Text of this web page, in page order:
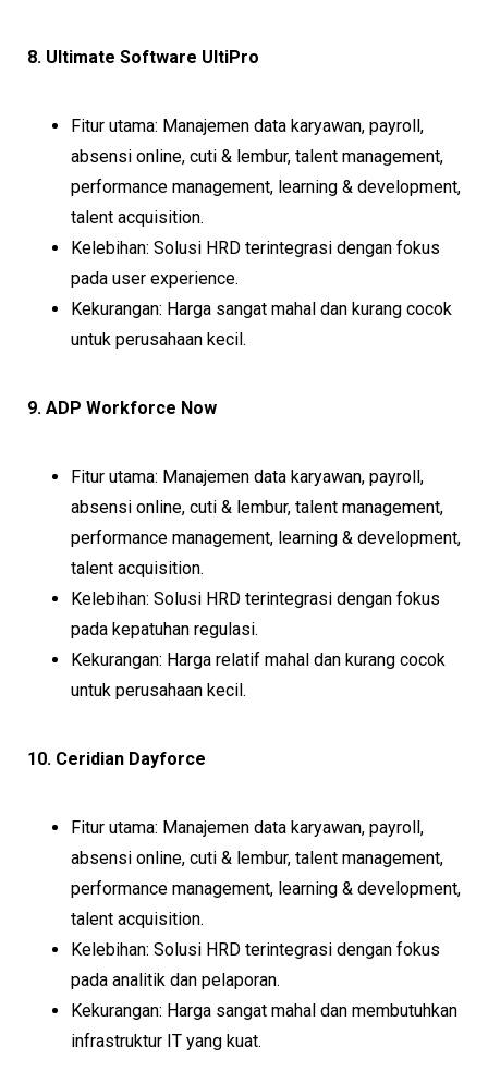
8. Ultimate Software UltiPro
Fitur utama: Manajemen data karyawan, payroll,
absensi online, cuti & lembur, talent management,
performance management, learning & development,
talent acquisition.
Kelebihan: Solusi HRD terintegrasi dengan fokus
pada user experience.
Kekurangan: Harga sangat mahal dan kurang cocok
untuk perusahaan kecil.
9. ADP Workforce Now
Fitur utama: Manajemen data karyawan, payroll,
absensi online, cuti & lembur, talent management,
performance management, learning & development,
talent acquisition.
Kelebihan: Solusi HRD terintegrasi dengan fokus
pada kepatuhan regulasi.
Kekurangan: Harga relatif mahal dan kurang cocok
untuk perusahaan kecil.
10. Ceridian Dayforce
Fitur utama: Manajemen data karyawan, payroll,
absensi online, cuti & lembur, talent management,
performance management, learning & development,
talent acquisition.
Kelebihan: Solusi HRD terintegrasi dengan fokus
pada analitik dan pelaporan.
Kekurangan: Harga sangat mahal dan membutuhkan
infrastruktur IT yang kuat.